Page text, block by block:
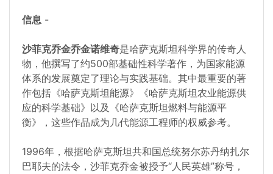
信息 -
沙菲克乔金乔金诺维奇是哈萨克斯坦科学界的传奇人
物，他撰写了约500部基础性科学著作，为国家能源
体系的发展奠定了理论与实践基础。其中最重要的著
作包括《哈萨克斯坦能源》《哈萨克斯坦农业能源供
应的科学基础》以及《哈萨克斯坦燃料与能源平
衡》，这些作品成为几代能源工程师的权威参考。
1996年，根据哈萨克斯坦共和国总统努尔苏丹纳扎尔
巴耶夫的法令，沙菲克乔金被授予“人民英雄”称号，